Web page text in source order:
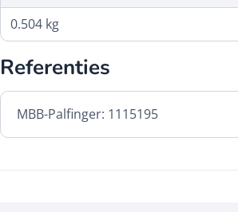
0.504 kg
Referenties
MBB-Palfinger: 1115195